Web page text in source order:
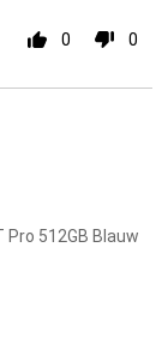
0 0
512GB Blauw